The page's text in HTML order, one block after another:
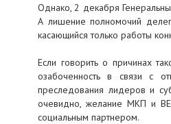
Однако, 2 декабря
А лишение полномочий
касающийся только работы
Если говорить о причинах
озабоченность в связи с
преследования лидеров и
очевидно, желание МКП и
социальным партнером.